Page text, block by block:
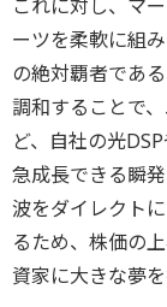
これに対し、マ
ーツを柔軟に組
の絶対覇者であ
調和することで
ど、自社の光
急成長できる瞬
波をダイレクト
るため、株価の
資家に大きな夢